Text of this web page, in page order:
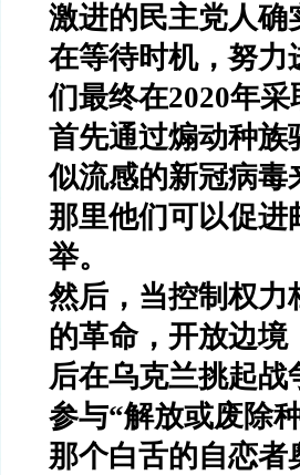
激进的民主党人确
在等待时机，努力
们最终在2020年采
首先通过煽动种族
似流感的新冠病毒
那里他们可以促
举。
然后，当控制权力
的革命，开放边
后在乌克兰挑起
参与“解放或废除
那个白舌的自恋